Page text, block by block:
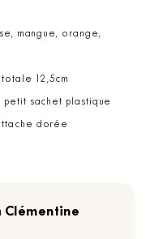
mangue, orange,
12,5cm
petit sachet plastique
dorée
Clémentine